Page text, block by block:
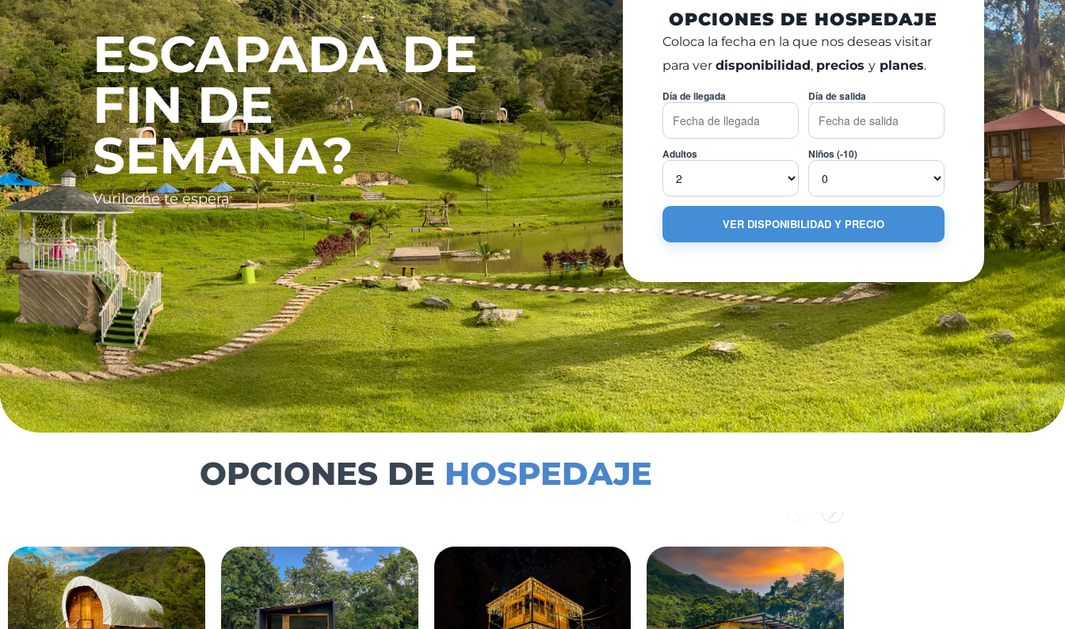
ESCAPADA DE
FIN DE
SEMANA?
Vuriloche te espera
OPCIONES DE HOSPEDAJE
Coloca la fecha en la que nos deseas visitar
para ver disponibilidad, precios yplanes.
Día de llegada Día de salida
Adultos Niños (-10)
OPCIONES DE HOSPEDAJE